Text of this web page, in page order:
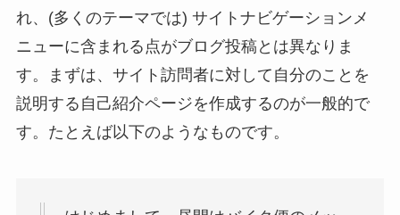
れ、(多くのテーマでは) サイトナビゲーションメ
ニューに含まれる点がブログ投稿とは異なりま
す。まずは、サイト訪問者に対して自分のことを
説明する自己紹介ページを作成するのが一般的で
す。たとえば以下のようなものです。